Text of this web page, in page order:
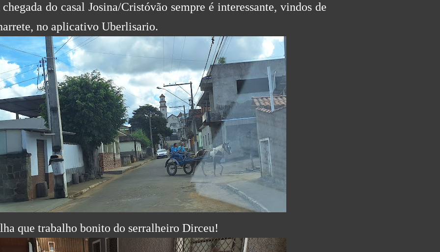
do casal Josina/Cristóvão sempre é interessante, vindos de
no aplicativo Uberlisario.
que trabalho bonito do serralheiro Dirceu!